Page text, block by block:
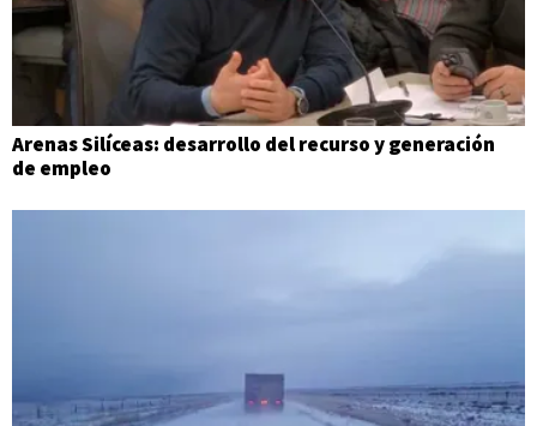
Arenas Silíceas: desarrollo del recurso y generación
de empleo